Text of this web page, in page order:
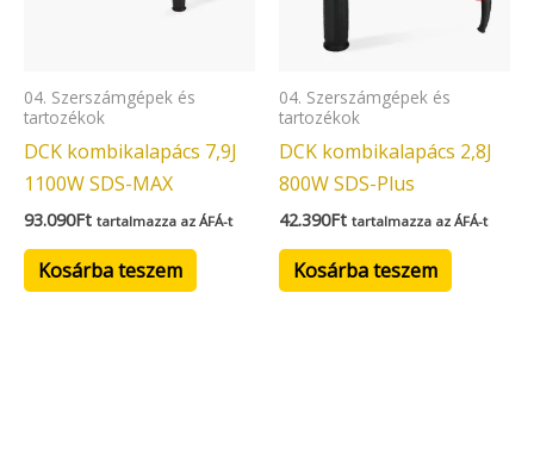
04. Szerszámgépek és
tartozékok
DCK kombikalapács 7,9J
1100W SDS-MAX
93.090Ft tartalmazza az ÁFÁ-t
Kosárba teszem
04. Szerszámgépek és
tartozékok
DCK kombikalapács 2,8J
800W SDS-Plus
42.390Ft tartalmazza az ÁFÁ-t
Kosárba teszem